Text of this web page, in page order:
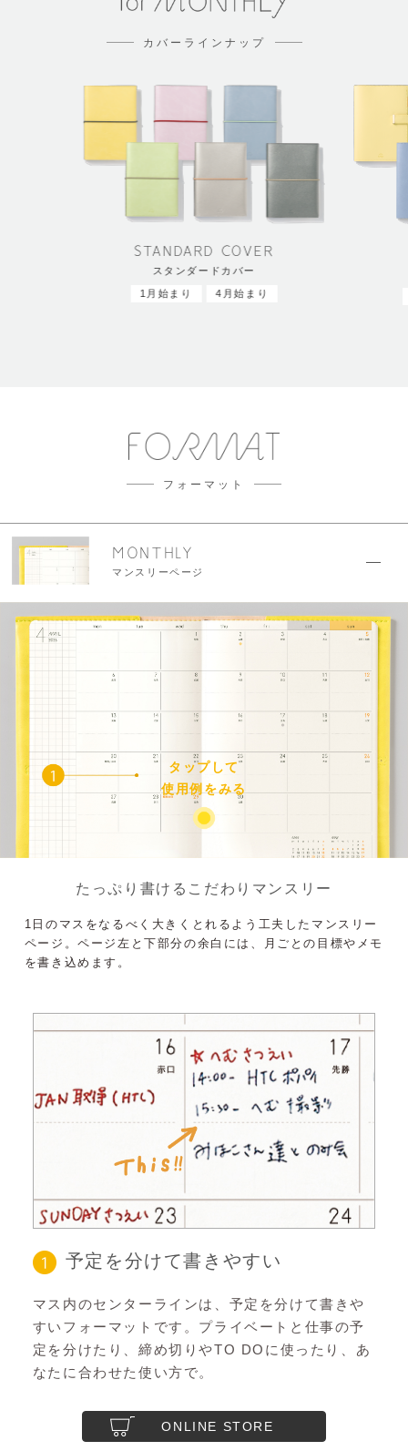
カバーラインナップ
STANDARD COVER
スタンダードカバー
1月始まり 4月始まり
フォーマット
MONTHLY
マンスリーページ
タップして
使用例をみる
たっぷり書けるこだわりマンスリー
1日のマスをなるべく大きくとれるよう工夫したマンスリー
ページ。ページ左と下部分の余白には、月ごとの目標やメモ
を書き込めます。
予定を分けて書きやすい
マス内のセンターラインは、予定を分けて書きや
すいフォーマットです。プライベートと仕事の予
定を分けたり、締め切りやTO DOに使ったり、あ
なたに合わせた使い方で。
ONLINE STORE